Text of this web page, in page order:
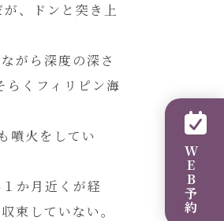
WEB予約
、ドンと突き上
がら深度の深さ
くフィリピン海
噴火をしてい
か月近くが経
束していない。